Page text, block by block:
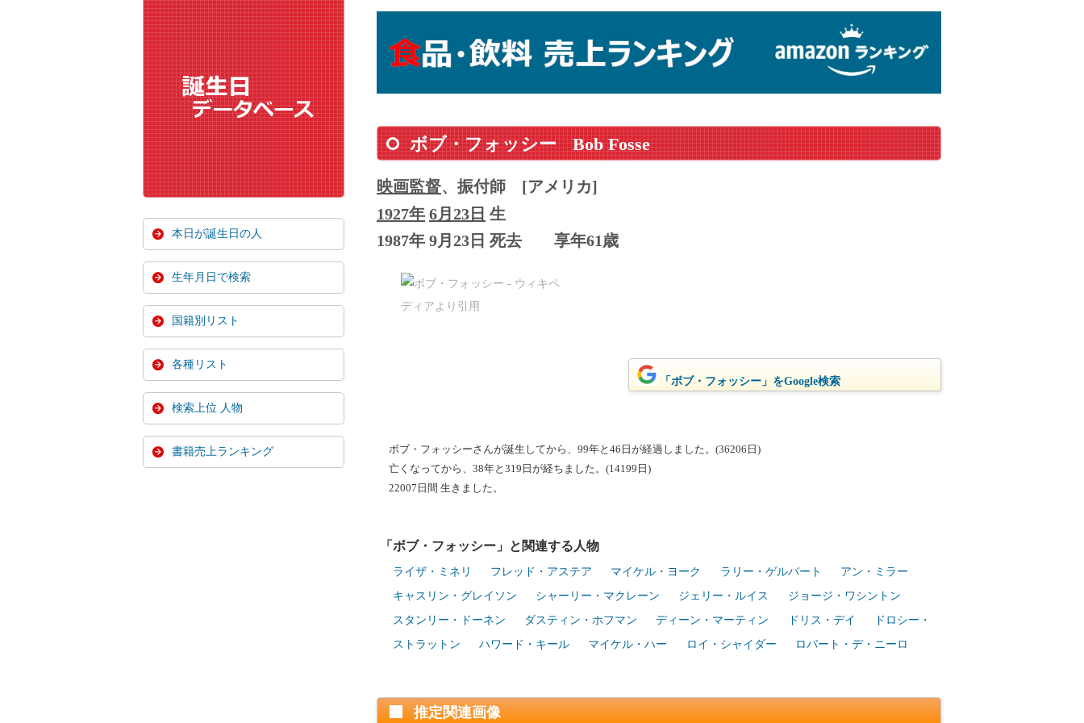
ボブ・フォッシー Bob Fosse
映画監督、振付師
[アメリカ]
1927年 6月23日 生
1987年 9月23日 死去
享年61歳
「ボブ・フォッシー」をGoogle検索
ボブ・フォッシーさんが誕生してから、99年と46日が経過しました。(36206日)
亡くなってから、38年と319日が経ちました。(14199日)
22007日間 生きました。
「ボブ・フォッシー」と関連する人物
ライザ・ミネリ フレッド・アステア マイケル・ヨーク ラリー・ゲルバート
アン・ミラー
キャスリン・グレイソン
シャーリー・マクレーン ジェリー・ルイス
ジョージ・ワシントン
スタンリー・ドーネン
ダスティン・ホフマン ディーン・マーティン ドリス・デイ
ドロシー・
ストラットン
ハワード・キール マイケル・ハー ロイ・シャイダー ロバート・デ・ニーロ
推定関連画像
本日が誕生日の人
生年月日で検索
国籍別リスト
各種リスト
検索上位 人物
書籍売上ランキング